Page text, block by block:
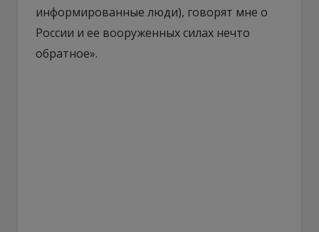
информированные люди), говорят мне о
России и ее вооруженных силах нечто
обратное».